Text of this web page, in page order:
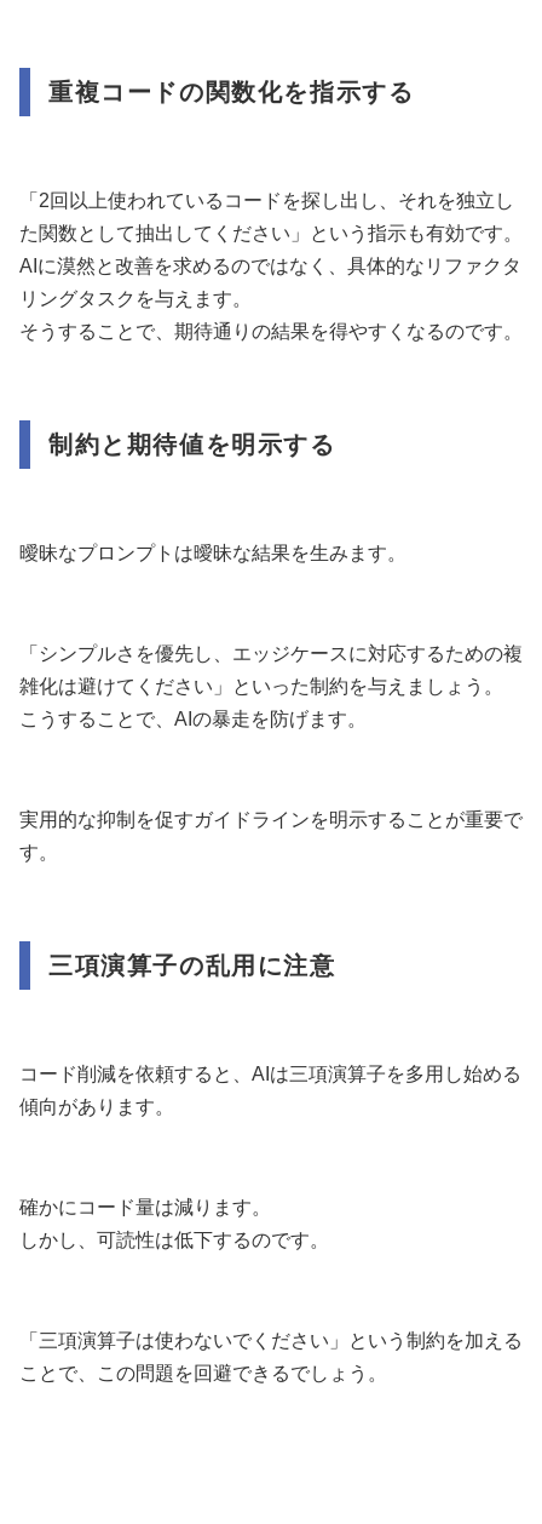
重複コードの関数化を指示する
「2回以上使われているコードを探し出し、それを独立し
た関数として抽出してください」という指示も有効です。
AIに漠然と改善を求めるのではなく、具体的なリファクタ
リングタスクを与えます。
そうすることで、期待通りの結果を得やすくなるのです。
制約と期待値を明示する
曖昧なプロンプトは曖昧な結果を生みます。
「シンプルさを優先し、エッジケースに対応するための複
雑化は避けてください」といった制約を与えましょう。
こうすることで、AIの暴走を防げます。
実用的な抑制を促すガイドラインを明示することが重要で
す。
三項演算子の乱用に注意
コード削減を依頼すると、AIは三項演算子を多用し始める
傾向があります。
確かにコード量は減ります。
しかし、可読性は低下するのです。
「三項演算子は使わないでください」という制約を加える
ことで、この問題を回避できるでしょう。